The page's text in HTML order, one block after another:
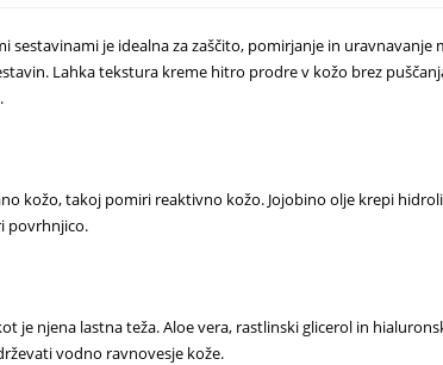
je idealna za zaščito, pomirjanje in uravnavanje
Lahka tekstura kreme hitro prodre v kožo brez
kožo, takoj pomiri reaktivno kožo. Jojobino olje krepi
povrhnjico.
je njena lastna teža. Aloe vera, rastlinski glicerol in
vodno ravnovesje kože.